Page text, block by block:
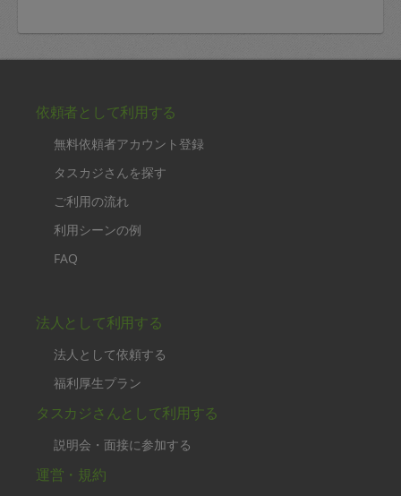
依頼者として利用する
無料依頼者アカウント登録
タスカジさんを探す
ご利用の流れ
利用シーンの例
FAQ
法人として利用する
法人として依頼する
福利厚生プラン
タスカジさんとして利用する
説明会・面接に参加する
運営・規約